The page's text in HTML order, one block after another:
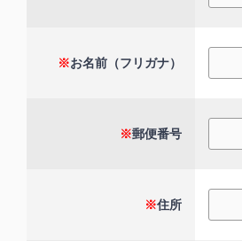
※お名前（フリガナ）
※郵便番号
※住所